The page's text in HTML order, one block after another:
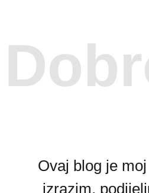
Ovaj blog je
izrazim,